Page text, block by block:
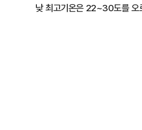
낮 최고기온은 22~30도를 오